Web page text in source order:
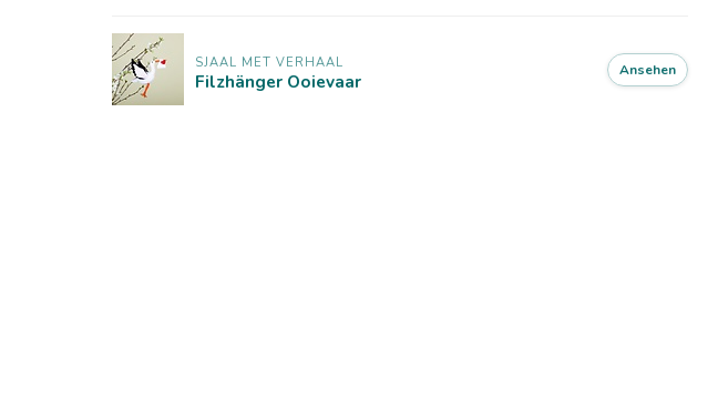
SJAAL MET VERHAAL
Filzhänger Ooievaar Ansehen